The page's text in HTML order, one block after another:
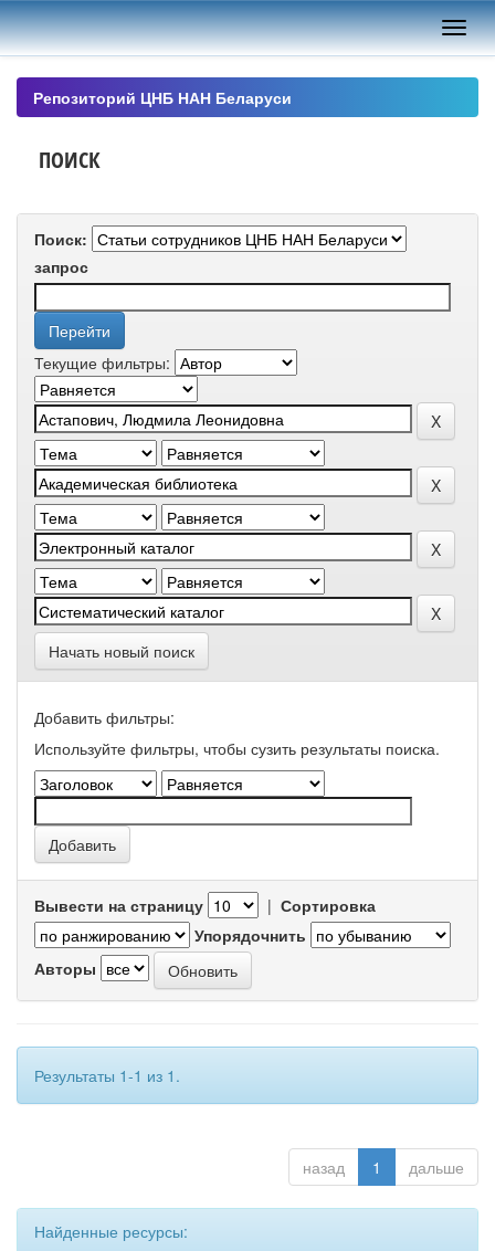
Skip
navigation
Репозиторий ЦНБ НАН Беларуси
ПОИСК
Поиск:
запрос
Текущие фильтры:
Начать новый поиск
Добавить фильтры:
Используйте фильтры, чтобы сузить результаты поиска.
Вывести на страницу | Сортировка
Упорядочнить
Авторы
Результаты 1-1 из 1.
назад 1 дальше
Найденные ресурсы: